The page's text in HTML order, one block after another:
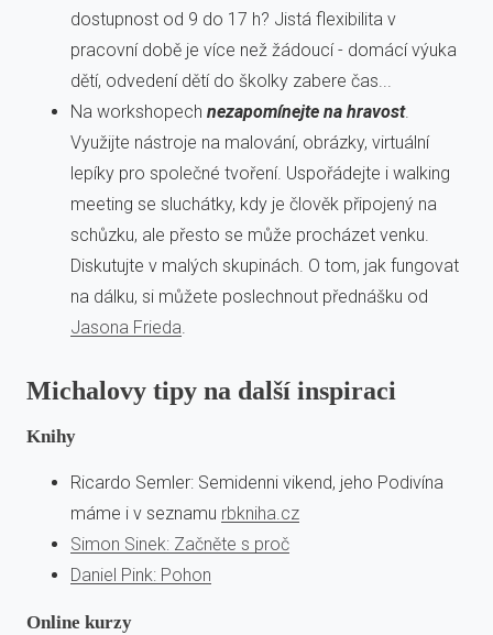
dostupnost od 9 do 17 h? Jistá flexibilita v
pracovní době je více než žádoucí - domácí výuka
dětí, odvedení dětí do školky zabere čas...
Na workshopech nezapomínejte na hravost.
Využijte nástroje na malování, obrázky, virtuální
lepíky pro společné tvoření. Uspořádejte i walking
meeting se sluchátky, kdy je člověk připojený na
schůzku, ale přesto se může procházet venku.
Diskutujte v malých skupinách. O tom, jak fungovat
na dálku, si můžete poslechnout přednášku od
Jasona Frieda
Michalovy tipy na další inspiraci
Knihy
Ricardo Semler: Semidenni vikend, jeho Podivína
máme i v seznamu rbkniha.cz
Simon Sinek: Začněte s proč
Daniel Pink: Pohon
Online kurzy